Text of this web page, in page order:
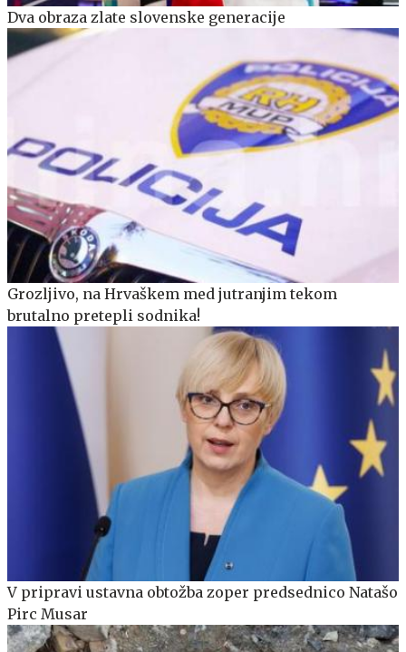
Dva obraza zlate slovenske generacije
Grozljivo, na Hrvaškem med jutranjim tekom
brutalno pretepli sodnika!
V pripravi ustavna obtožba zoper predsednico Natašo
Pirc Musar